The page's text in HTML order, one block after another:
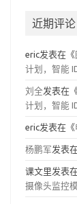
近期评论
eric发表在《
计划，智能
刘全发表在《
计划，智能
eric发表在《
杨鹏军发表
课文里发表
摄像头监控